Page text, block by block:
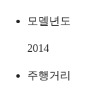
모델년도
2014
주행거리